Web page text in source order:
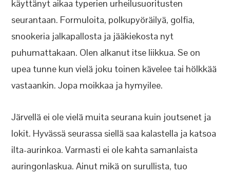
käyttänyt aikaa typerien urheilusuoritusten
seurantaan. Formuloita, polkupyöräilyä, golfia,
snookeria jalkapallosta ja jääkiekosta nyt
puhumattakaan. Olen alkanut itse liikkua. Se on
upea tunne kun vielä joku toinen kävelee tai hölkkää
vastaankin. Jopa moikkaa ja hymyilee.
Järvellä ei ole vielä muita seurana kuin joutsenet ja
lokit. Hyvässä seurassa siellä saa kalastella ja katsoa
ilta-aurinkoa. Varmasti ei ole kahta samanlaista
auringonlaskua. Ainut mikä on surullista, tuo